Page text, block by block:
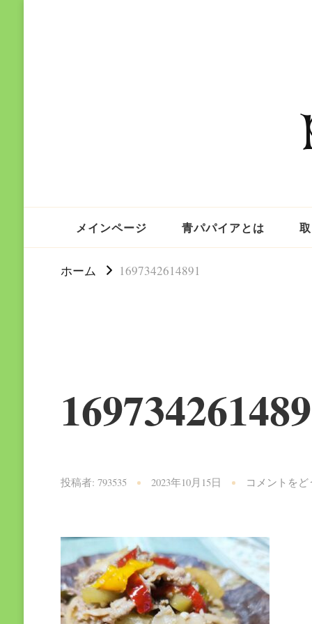
メインページ 青パパイアとは
ホーム 1697342614891
投稿者: 793535 2023年10月15日 コメントをど